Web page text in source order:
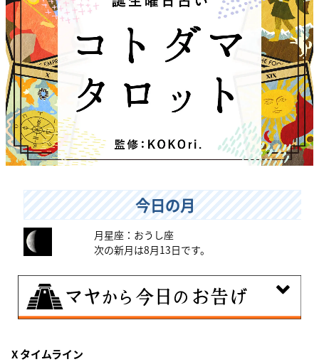
今日の月
月星座：おうし座
次の新月は8月13日です。
伝統や歴史的な過去のやり方・道筋を踏襲する日。あな
X タイムライン